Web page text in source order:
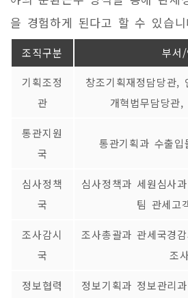
을 경험하게 된다고 할 수 있습니
조직구분 부서
기획조정
관
창조기획재정담당관,
개혁법무담당관
통관지원
국
통관기획과 수출
심사정책
국
심사정책과 세원심사
팀 관세고
조사감시
국
조사총괄과 관세국경
조
정보협력
정보기획과 정보관리